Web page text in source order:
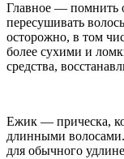
Главное — помнить
пересушивать
осторожно, в том
более сухими и
средства,
Ежик — прическа,
длинными волосами.
для обычного